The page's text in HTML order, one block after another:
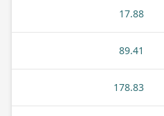
17.88
89.41
178.83